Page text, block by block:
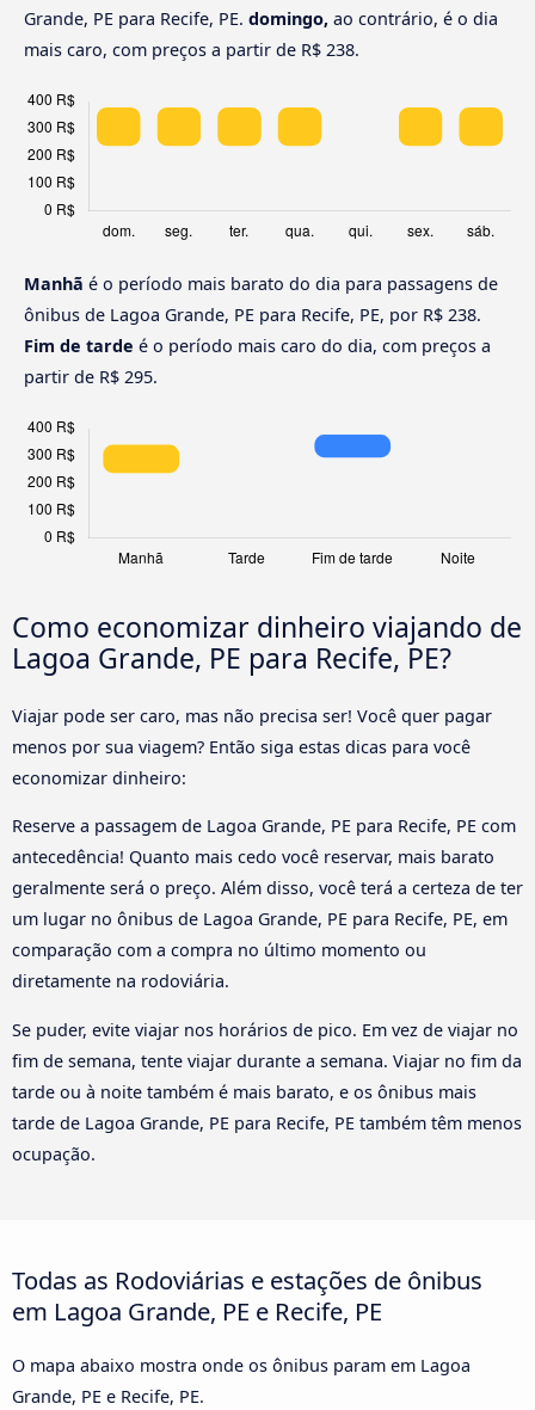
Grande, PE para Recife, PE. domingo, ao contrário, é o dia
mais caro, com preços a partir de R$ 238.
Manhã é o período mais barato do dia para passagens de
ônibus de Lagoa Grande, PE para Recife, PE, por R$ 238.
Fim de tarde é o período mais caro do dia, com preços a
partir de R$ 295.
Como economizar dinheiro viajando de
Lagoa Grande, PE para Recife, PE?
Viajar pode ser caro, mas não precisa ser! Você quer pagar
menos por sua viagem? Então siga estas dicas para você
economizar dinheiro:
Reserve a passagem de Lagoa Grande, PE para Recife, PE com
antecedência! Quanto mais cedo você reservar, mais barato
geralmente será o preço. Além disso, você terá a certeza de ter
um lugar no ônibus de Lagoa Grande, PE para Recife, PE, em
comparação com a compra no último momento ou
diretamente na rodoviária.
Se puder, evite viajar nos horários de pico. Em vez de viajar no
fim de semana, tente viajar durante a semana. Viajar no fim da
tarde ou à noite também é mais barato, e os ônibus mais
tarde de Lagoa Grande, PE para Recife, PE também têm menos
ocupação.
Todas as Rodoviárias e estações de ônibus
em Lagoa Grande, PE e Recife, PE
O mapa abaixo mostra onde os ônibus param em Lagoa
Grande, PE e Recife, PE.